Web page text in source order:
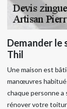
Demander le
Thil
Une maison est
manœuvres
chaque personne
rénover votre